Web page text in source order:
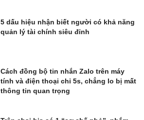
5 dấu hiệu nhận biết người có khả năng
quản lý tài chính siêu đỉnh
Cách đồng bộ tin nhắn Zalo trên máy
tính và điện thoại chỉ 5s, chẳng lo bị mất
thông tin quan trọng